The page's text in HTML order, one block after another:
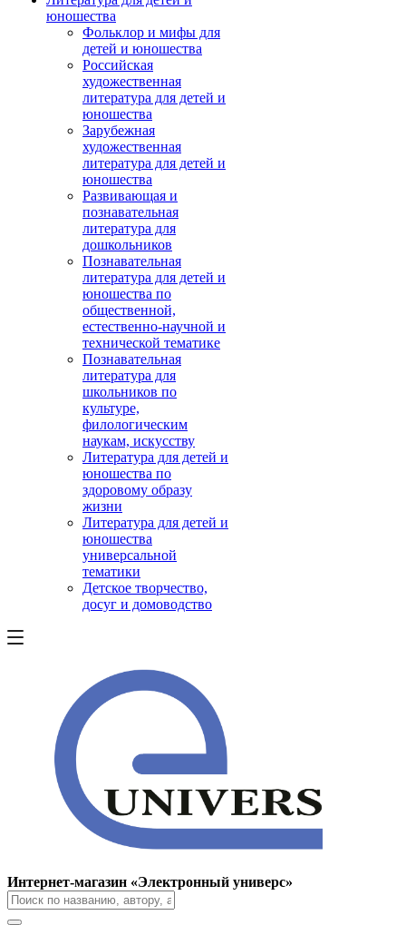
юношества
Фольклор и мифы для
детей и юношества
Российская
художественная
литература для детей и
юношества
Зарубежная
художественная
литература для детей и
юношества
Развивающая и
познавательная
литература для
дошкольников
Познавательная
литература для детей и
юношества по
общественной,
естественно-научной и
технической тематике
Познавательная
литература для
школьников по
культуре,
филологическим
наукам, искусству
Литература для детей и
юношества по
здоровому образу
жизни
Литература для детей и
юношества
универсальной
тематики
Детское творчество,
досуг и домоводство
Интернет-магазин «Электронный универс»